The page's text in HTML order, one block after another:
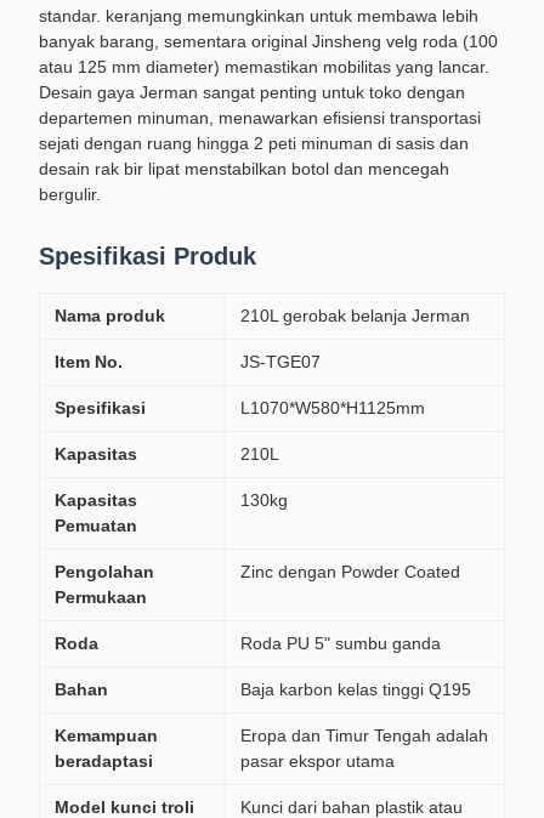
standar. keranjang memungkinkan untuk membawa lebih
banyak barang, sementara original Jinsheng velg roda (100
atau 125 mm diameter) memastikan mobilitas yang lancar.
Desain gaya Jerman sangat penting untuk toko dengan
departemen minuman, menawarkan efisiensi transportasi
sejati dengan ruang hingga 2 peti minuman di sasis dan
desain rak bir lipat menstabilkan botol dan mencegah
bergulir.
Spesifikasi Produk
Nama produk 210L gerobak belanja Jerman
Item No. JS-TGE07
Spesifikasi L1070*W580*H1125mm
Kapasitas 210L
Kapasitas
Pemuatan
130kg
Pengolahan
Permukaan
Zinc dengan Powder Coated
Roda Roda PU 5" sumbu ganda
Bahan Baja karbon kelas tinggi Q195
Kemampuan
beradaptasi
Eropa dan Timur Tengah adalah
pasar ekspor utama
Model kunci troli
Kunci dari bahan plastik atau